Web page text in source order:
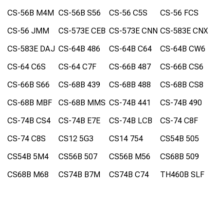
CS-56B M4M CS-56B S56 CS-56 C5S
CS-56 FCS
CS-56 JMM
CS-573E CEB CS-573E CNN CS-583E CNX
CS-583E DAJ CS-64B 486 CS-64B C64
CS-64B CW6
CS-64 C6S
CS-64 C7F CS-66B 487
CS-66B CS6
CS-66B S66
CS-68B 439 CS-68B 488
CS-68B CS8
CS-68B MBF
CS-68B MMS CS-74B 441
CS-74B 490
CS-74B CS4
CS-74B E7E CS-74B LCB
CS-74 C8F
CS-74 C8S
CS12 5G3 CS14 754
CS54B 505
CS54B 5M4
CS56B 507 CS56B M56
CS68B 509
CS68B M68
CS74B B7M CS74B C74 TH460B SLF